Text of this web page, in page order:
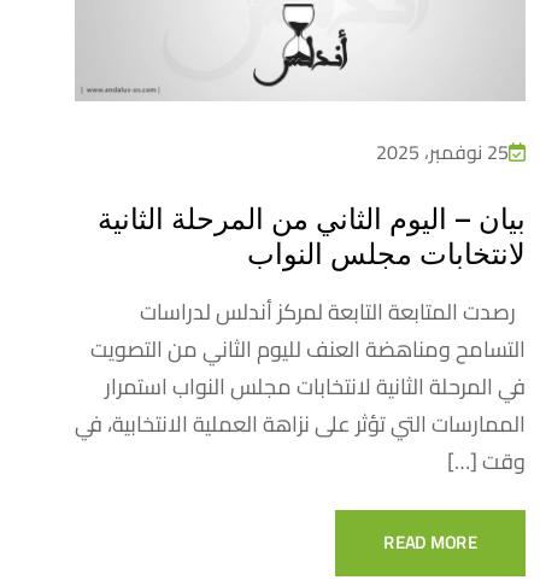
25 نوفمبر، 2025
بيان – اليوم الثاني من المرحلة الثانية
لانتخابات مجلس النواب
رصدت المتابعة التابعة لمركز أندلس لدراسات
التسامح ومناهضة العنف لليوم الثاني من التصويت
في المرحلة الثانية لانتخابات مجلس النواب استمرار
الممارسات التي تؤثر على نزاهة العملية الانتخابية، في
وقت […]
READ MORE